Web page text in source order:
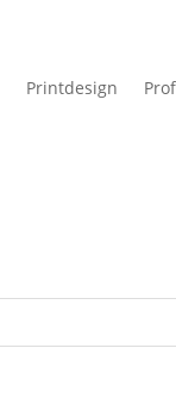
Printdesign